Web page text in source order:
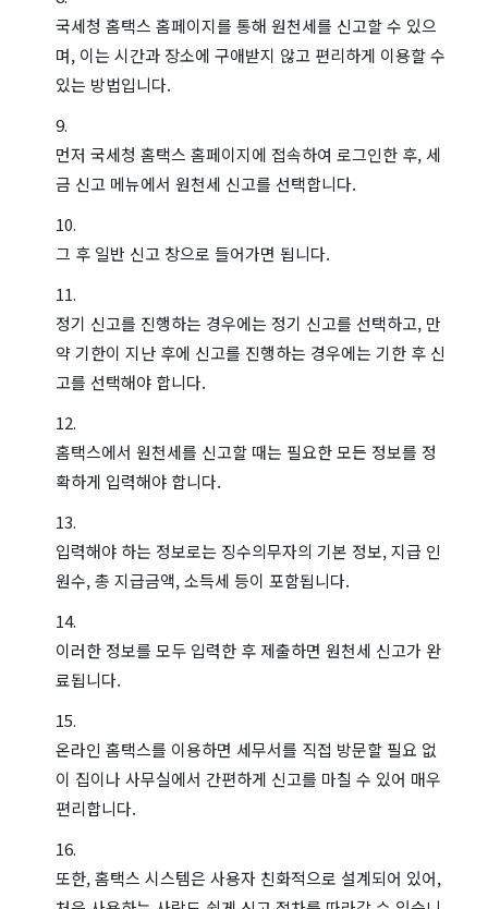
국세청 홈택스 홈페이지를 통해 원천세를 신고할 수 있으
며, 이는 시간과 장소에 구애받지 않고 편리하게 이용할 수
있는 방법입니다.
먼저 국세청 홈택스 홈페이지에 접속하여 로그인한 후, 세
금 신고 메뉴에서 원천세 신고를 선택합니다.
그 후 일반 신고 창으로 들어가면 됩니다.
정기 신고를 진행하는 경우에는 정기 신고를 선택하고, 만
약 기한이 지난 후에 신고를 진행하는 경우에는 기한 후 신
고를 선택해야 합니다.
홈택스에서 원천세를 신고할 때는 필요한 모든 정보를 정
확하게 입력해야 합니다.
입력해야 하는 정보로는 징수의무자의 기본 정보, 지급 인
원수, 총 지급금액, 소득세 등이 포함됩니다.
이러한 정보를 모두 입력한 후 제출하면 원천세 신고가 완
료됩니다.
온라인 홈택스를 이용하면 세무서를 직접 방문할 필요 없
이 집이나 사무실에서 간편하게 신고를 마칠 수 있어 매우
편리합니다.
또한, 홈택스 시스템은 사용자 친화적으로 설계되어 있어,